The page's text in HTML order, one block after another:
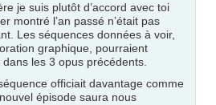
je suis plutôt d’accord avec toi
montré l’an passé n’était pas
Les séquences données à voir,
graphique, pourraient
les 3 opus précédents.
officiait davantage comme
épisode saura nous